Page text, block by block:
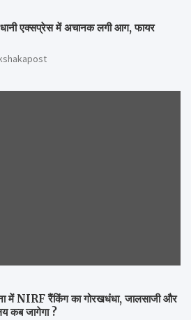
एक्सप्रेस में अचानक लगी आग, फायर
NIRF रैंकिंग का गोरखधंधा, जालसाजी और
कब जागेगा ?